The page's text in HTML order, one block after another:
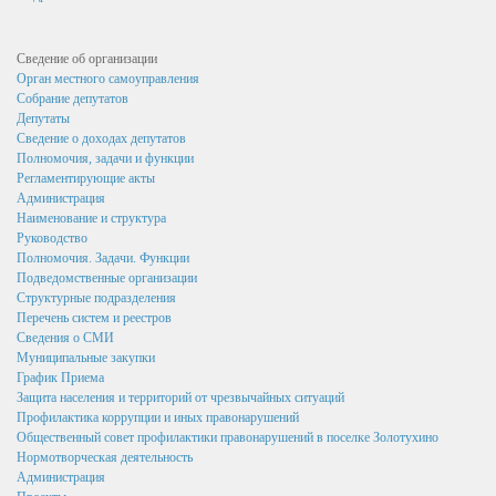
Нормативно правовые акты органов местного
Антикоррупционная экспертиза
Формы документов, связанных с противодействием
поведению государственных гражданских служащих и
урегулированию конфликта интересов
Методические материалы
Обратная связь для сообщений о фактах коррупции
Доклады, отчеты, обзоры
Работа с обращениями граждан
Сведение об организации
Орган местного самоуправления
Собрание депутатов
Депутаты
Сведение о доходах депутатов
Полномочия, задачи и функции
Регламентирующие акты
Администрация
Наименование и структура
Руководство
Полномочия. Задачи. Функции
Подведомственные организации
Структурные подразделения
Перечень систем и реестров
Сведения о СМИ
Муниципальные закупки
График Приема
Защита населения и территорий от чрезвычайных ситуаций
Профилактика коррупции и иных правонарушений
Общественный совет профилактики правонарушений в поселке Золотухино
Нормотворческая деятельность
Администрация